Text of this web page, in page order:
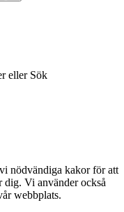
eller Sök
nödvändiga kakor för att
dig. Vi använder också
webbplats.